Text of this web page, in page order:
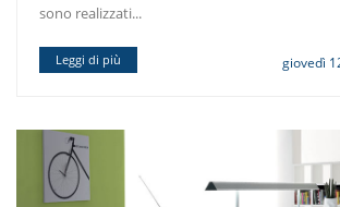
sono realizzati...
Leggi di più giovedì